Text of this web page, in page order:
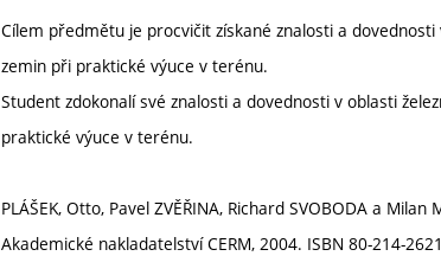
Cílem předmětu je procvičit získané znalosti a
zemin při praktické výuce v terénu.
Student zdokonalí své znalosti a dovednosti v oblasti
praktické výuce v terénu.
PLÁŠEK, Otto, Pavel ZVĚŘINA, Richard SVOBODA a Milan
Akademické nakladatelství CERM, 2004. ISBN 80-214-